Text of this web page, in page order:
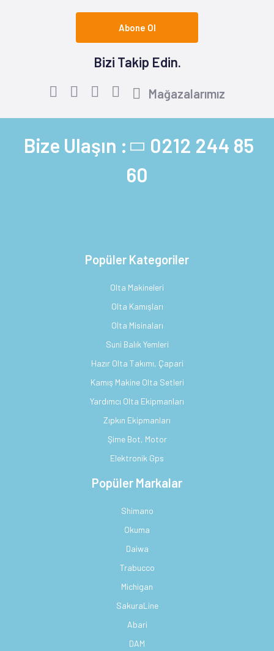
Abone Ol
Bizi Takip Edin.
Mağazalarımız
Bize Ulaşın : 0212 244 85
60
Popüler Kategoriler
Olta Makineleri
Olta Kamışları
Olta Misinaları
Suni Balık Yemleri
Hazır Olta Takımı, Çapari
Kamış Makine Olta Setleri
Yardımcı Olta Ekipmanları
Zıpkın Ekipmanları
Şime Bot, Motor
Elektronik Gps
Popüler Markalar
Shimano
Okuma
Daiwa
Trabucco
Michigan
SakuraLine
Abari
DAM